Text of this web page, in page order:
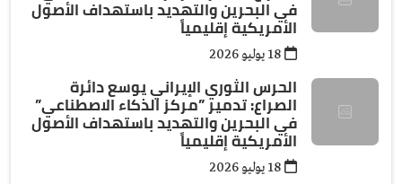
في البحرين والتهديد باستهداف الأصول
الأمريكية إقليمياً
الحرس الثوري الإيراني يوسع دائرة
الصراع: تدمير ”مركز الذكاء الاصطناعي”
في البحرين والتهديد باستهداف الأصول
الأمريكية إقليمياً